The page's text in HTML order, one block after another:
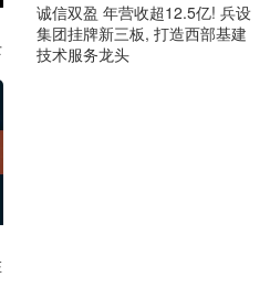
诚信双盈 年营收超12.5亿! 兵设
集团挂牌新三板, 打造西部基建
技术服务龙头